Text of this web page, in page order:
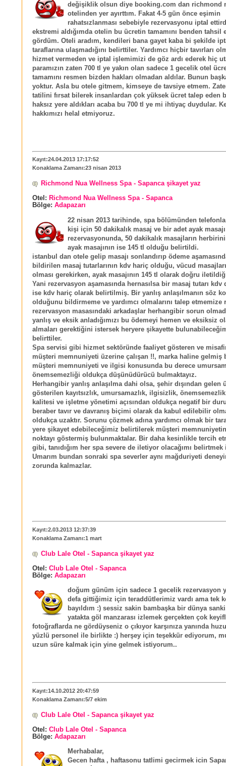
değişiklik olsun diye booking.com dan richmond
otelinden yer ayırttım. Fakat 4-5 gün önce eşimin
rahatsızlanması sebebiyle rezervasyonu iptal
ekstremi aldığımda otelin bu ücretin tamamını benden tahsil
gördüm. Oteli aradım, kendileri bana gayet kaba bi şekilde
taraflarına ulaşmadığını belirttiler. Yardımcı hiçbir tavırları
hizmet vermeden ve iptal işlemimizi de göz ardı ederek hiç
paramızın zaten 700 tl ye yakın olan sadece 1 gecelik otel
tamamını resmen bizden hakları olmadan aldılar. Bunun
yoktur. Asla bu otele gitmem, kimseye de tavsiye etmem.
tatilini fırsat bilerek insanlardan çok yüksek ücret talep eden
haksız yere aldıkları acaba bu 700 tl ye mi ihtiyaç duydular.
hakkımızı helal etmiyoruz.
Kayıt:24.04.2013 17:17:52
Konaklama Zamanı:23 nisan 2013
Richmond Nua Wellness Spa - Sapanca şikayet yaz
Otel: Richmond Nua Wellness Spa - Sapanca
Bölge: Adapazarı
22 nisan 2013 tarihinde, spa bölümünden telefonla
kişi için 50 dakikalık masaj ve bir adet ayak masajı
rezervasyonunda, 50 dakikalık masajların
ayak masajının ise 145 tl olduğu belirtildi.
istanbul dan otele gelip masajı sonlandırıp ödeme
bildirilen masaj tutarlarının kdv hariç olduğu, vücud
olması gerekirken, ayak masajının 145 tl olarak doğru
Yani rezervasyon aşamasında hernasılsa bir masaj tutarı
ise kdv hariç olarak belirtilmiş. Bir yanlış anlaşılmanın söz
olduğunu bildirmeme ve yardımcı olmalarını talep etmemize
rezervasyon masasındaki arkadaşlar herhangibir sorun
yanlış ve eksik anladığımızı bu ödemeyi hemen ve eksiksiz
almaları gerektiğini istersek heryere şikayette
belirttiler.
Spa servisi gibi hizmet sektöründe faaliyet gösteren ve
müşteri memnuniyeti üzerine çalışan !!, marka haline gelmiş
müşteri memnuniyeti ve ilgisi konusunda bu derece
önemsemezliği oldukça düşünüdürücü bulmaktayız.
Herhangibir yanlış anlaşılma dahi olsa, şehir dışından gelen
gösterilen kayıtsızlık, umursamazlık, ilgisizlik,
kalitesi ve işletme yönetimi açısından oldukça negatif bir
beraber tavır ve davranış biçimi olarak da kabul edilebilir
oldukça uzaktır. Sorunu çözmek adına yardımcı olmak bir
yere şikayet edebileceğimiz belirtilerek müşteri
noktayı göstermiş bulunmaktalar. Bir daha kesinlikle tercih
gibi, tanıdığım her spa severe de iletiyor olacağımı
Umarım bundan sonraki spa severler aynı mağduriyeti
zorunda kalmazlar.
Kayıt:2.03.2013 12:37:39
Konaklama Zamanı:1 mart
Club Lale Otel - Sapanca şikayet yaz
Otel: Club Lale Otel - Sapanca
Bölge: Adapazarı
doğum günüm için sadece 1 gecelik rezervasyon
defa gittiğimiz için teraddütlerimiz vardı ama tek
bayıldım :) sessiz sakin bambaşka bir dünya
yatakta göl manzarası izlemek gerçekten çok
fotoğraflarda ne gördüyseniz o çıkıyor karşınıza yanında
yüzlü personel ile birlikte :) herşey için teşekkür ediyorum,
uzun süre kalmak için yine gelmek istiyorum..
Kayıt:14.10.2012 20:47:59
Konaklama Zamanı:5/7 ekim
Club Lale Otel - Sapanca şikayet yaz
Otel: Club Lale Otel - Sapanca
Bölge: Adapazarı
Merhabalar,
Gecen hafta , haftasonu tatlimi gecirmek icin